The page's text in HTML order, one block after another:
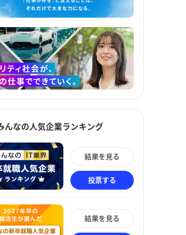
んなの人気企業ランキング
結果を見る
投票する
結果を見る